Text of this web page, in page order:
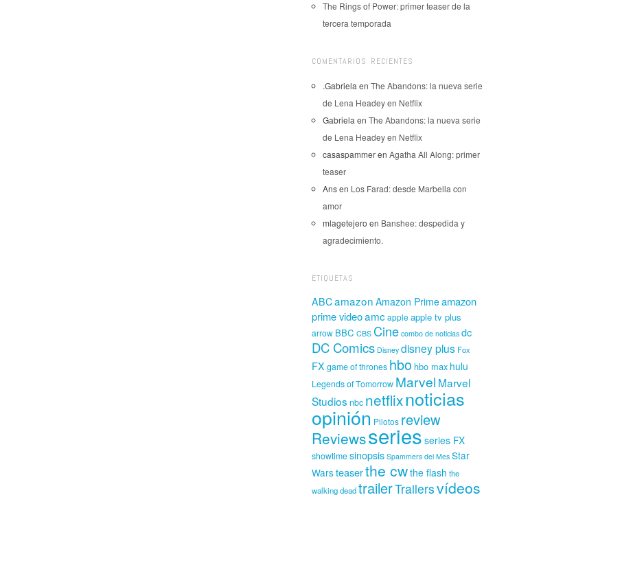
The Rings of Power: primer teaser de la
tercera temporada
COMENTARIOS RECIENTES
.Gabriela en The Abandons: la nueva serie
de Lena Headey en Netflix
Gabriela en The Abandons: la nueva serie
de Lena Headey en Netflix
casaspammeren Agatha All Along: primer
teaser
Ansen Los Farad: desde Marbella con
amor
mlagetejero en Banshee: despedida y
agradecimiento.
ETIQUETAS
ABCamazon Amazon Primeamazon
prime videoamcapple apple tv plus
arrow BBC CBS Cine combo de noticias dc
DC Comics Disney disney plus Fox
FX game of thrones hbo hbo max hulu
Legends of Tomorrow Marvel Marvel
Studios nbc netflixnoticias
opinión Pilotos review
Reviewsseries series FX
showtimesinopsis Spammers del Mes Star
Warsteaserthe cwthe flash the
walking deadtrailerTrailersvídeos